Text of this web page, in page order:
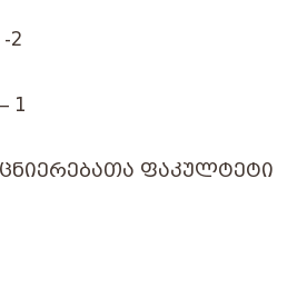
2
1
ᲤᲐᲙᲣᲚᲢᲔᲢᲘ